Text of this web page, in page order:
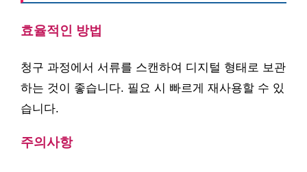
효율적인 방법
청구 과정에서 서류를 스캔하여 디지털 형태로 보관
하는 것이 좋습니다. 필요 시 빠르게 재사용할 수 있
습니다.
주의사항